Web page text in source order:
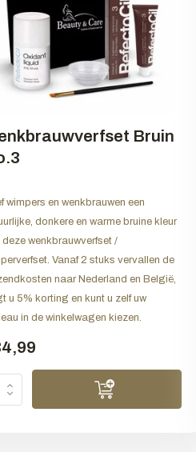
Bruin
wimpers en wenkbrauwen een
donkere en warme bruine kleur
deze wenkbrauwverfset /
Vanaf 2 stuks vervallen de
naar Nederland en België,
u 5% korting en kunt u zelf uw
in de winkelwagen kiezen.